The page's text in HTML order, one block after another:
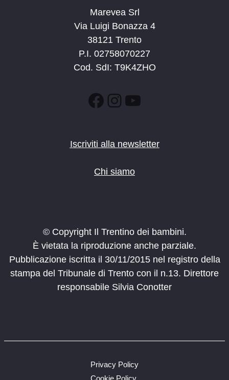
Marevea Srl
Via Luigi Bonazza 4
38121 Trento
P.I. 02758070227
Cod. SdI: T9K4ZHO
Facebook
Instagram
YouTube
Iscriviti alla newsletter
Chi siamo
© Copyright Il Trentino dei bambini.
È vietata la riproduzione anche parziale.
Pubblicazione iscritta il 30/11/2015 nel registro della
stampa del Tribunale di Trento con il n.13. Direttore
responsabile Silvia Conotter
Privacy Policy
Cookie Policy